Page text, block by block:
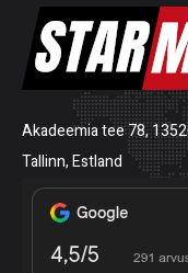
Akadeemia tee 78,
Tallinn, Estland